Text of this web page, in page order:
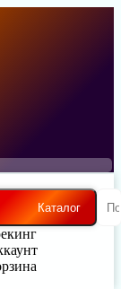
Каталог